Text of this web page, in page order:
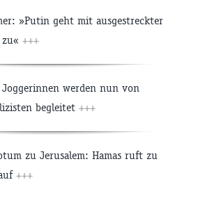
»Putin geht mit ausgestreckter
+++
Joggerinnen werden nun von
begleitet +++
zu Jerusalem: Hamas ruft zu
+++